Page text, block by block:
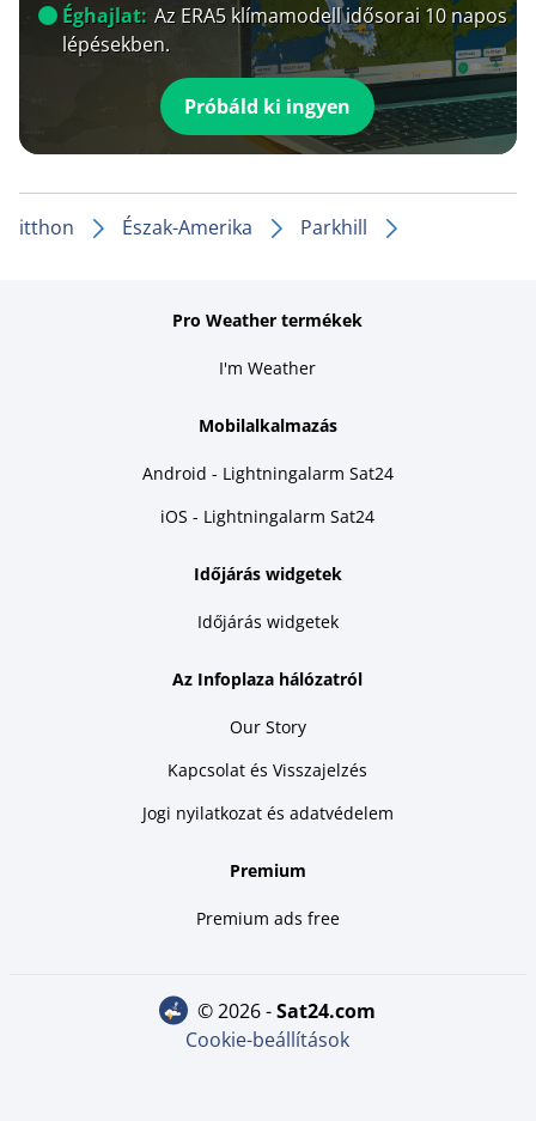
Éghajlat: Az ERA5 klímamodell idősorai 10 napos
lépésekben.
Próbáld ki ingyen
itthon Észak-Amerika Parkhill
Pro Weather termékek
I'm Weather
Mobilalkalmazás
Android - Lightningalarm Sat24
iOS - Lightningalarm Sat24
Időjárás widgetek
Időjárás widgetek
Az Infoplaza hálózatról
Our Story
Kapcsolat és Visszajelzés
Jogi nyilatkozat és adatvédelem
Premium
Premium ads free
© 2026 - sat24.com
Cookie-beállítások